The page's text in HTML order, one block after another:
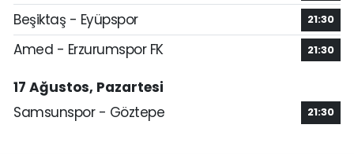
Beşiktaş - Eyüpspor 21:30
Amed - Erzurumspor FK 21:30
17 Ağustos, Pazartesi
Samsunspor - Göztepe
21:30